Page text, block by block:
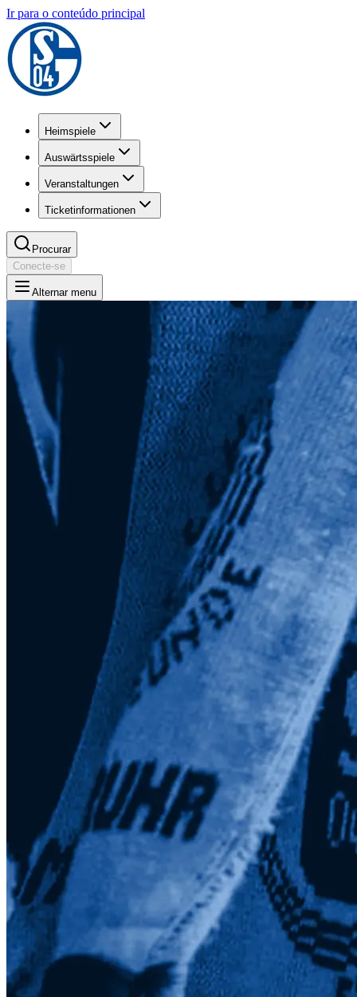
Ir para o conteúdo principal
Heimspiele
Auswärtsspiele
Veranstaltungen
Ticketinformationen
Procurar
Conecte-se
Alternar menu